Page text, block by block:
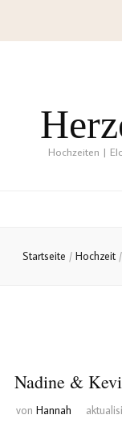
Hochzeiten |
Startseite / Hochzeit /
Nadine &
von Hannah